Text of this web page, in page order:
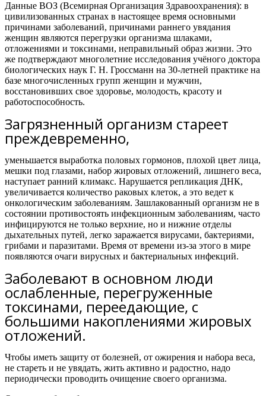
Данные ВОЗ (Всемирная Организация Здравоохранения): в
цивилизованных странах в настоящее время основными
причинами заболеваний, причинами раннего увядания
женщин являются перегрузки организма шлаками,
отложениями и токсинами, неправильный образ жизни. Это
же подтверждают многолетние исследования учёного доктора
биологических наук Г. Н. Гроссманн на 30-летней практике на
базе многочисленных групп женщин и мужчин,
восстановивших свое здоровье, молодость, красоту и
работоспособность.
Загрязненный организм стареет
преждевременно,
уменьшается выработка половых гормонов, плохой цвет лица,
мешки под глазами, набор жировых отложений, лишнего веса,
наступает ранний климакс. Нарушается репликация ДНК,
увеличивается количество раковых клеток, а это ведет к
онкологическим заболеваниям. Зашлакованный организм не в
состоянии противостоять инфекционным заболеваниям, часто
инфицируются не только верхние, но и нижние отделы
дыхательных путей, легко заражается вирусами, бактериями,
грибами и паразитами. Время от времени из-за этого в мире
появляются очаги вирусных и бактериальных инфекций.
Заболевают в основном люди
ослабленные, перегруженные
токсинами, переедающие, с
большими накоплениями жировых
отложений.
Чтобы иметь защиту от болезней, от ожирения и набора веса,
не стареть и не увядать, жить активно и радостно, надо
периодически проводить очищение своего организма.